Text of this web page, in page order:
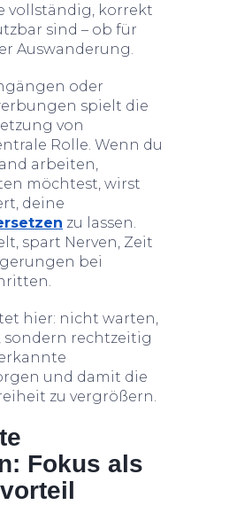
vollständig, korrekt
sind – ob für
Auswanderung.
oder
spielt die
von
Rolle. Wenn du
arbeiten,
möchtest, wirst
deine
zu lassen.
spart Nerven, Zeit
bei
hier: nicht warten,
sondern rechtzeitig
und damit die
zu vergrößern.
Fokus als